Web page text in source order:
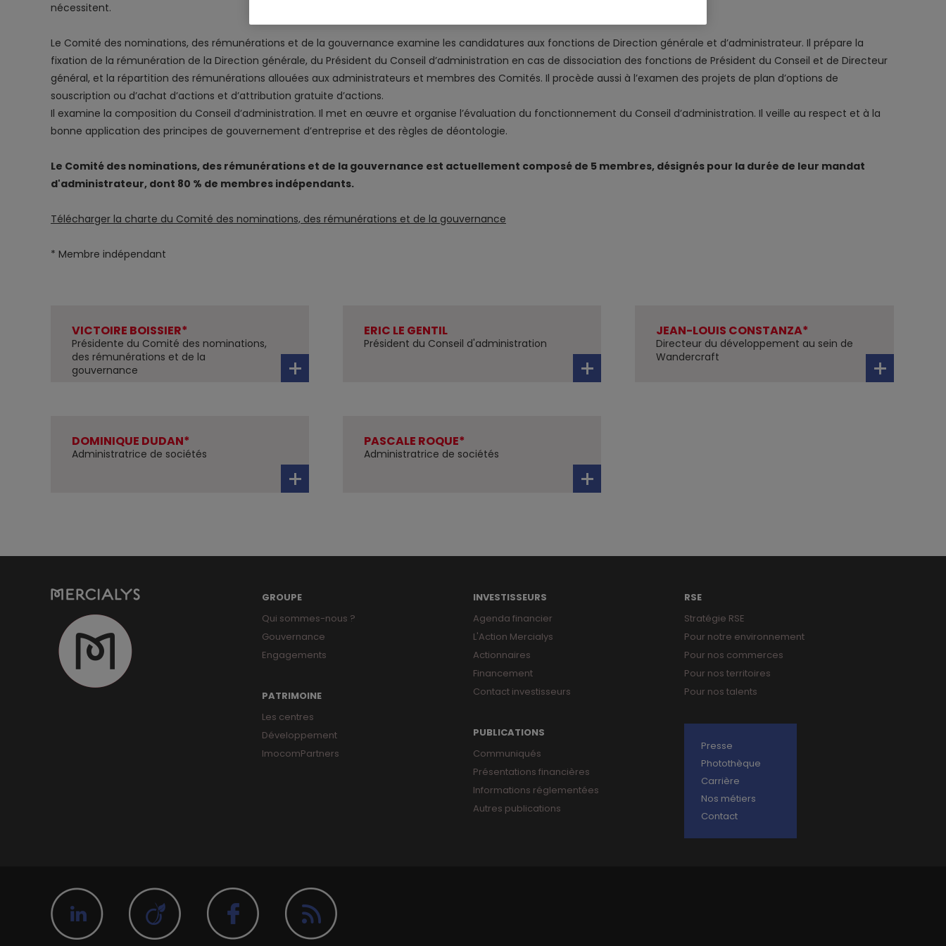
nécessitent.
Le Comité des nominations, des rémunérations et de la gouvernance examine les candidatures aux fonctions de Direction générale et d’administrateur. Il prépare la
fixation de la rémunération de la Direction générale, du Président du Conseil d’administration en cas de dissociation des fonctions de Président du Conseil et de Directeur
général, et la répartition des rémunérations allouées aux administrateurs et membres des Comités. Il procède aussi à l’examen des projets de plan d’options de
souscription ou d’achat d’actions et d’attribution gratuite d’actions.
Il examine la composition du Conseil d’administration. Il met en œuvre et organise l’évaluation du fonctionnement du Conseil d’administration. Il veille au respect et à la
bonne application des principes de gouvernement d’entreprise et des règles de déontologie.
Le Comité des nominations, des rémunérations et de la gouvernance est actuellement composé de 5 membres, désignés pour la durée de leur mandat
d'administrateur, dont 80 % de membres indépendants.
Télécharger la charte du Comité des nominations, des rémunérations et de la gouvernance
* Membre indépendant
VICTOIRE BOISSIER*
Présidente du Comité des nominations,
des rémunérations et de la
gouvernance
ERIC LE GENTIL
Président du Conseil d'administration
JEAN-LOUIS CONSTANZA*
Directeur du développement au sein de
Wandercraft
DOMINIQUE DUDAN*
Administratrice de sociétés
PASCALE ROQUE*
Administratrice de sociétés
GROUPE
Qui sommes-nous ?
Gouvernance
Engagements
PATRIMOINE
Les centres
Développement
ImocomPartners
INVESTISSEURS
Agenda financier
L'Action Mercialys
Actionnaires
Financement
Contact investisseurs
PUBLICATIONS
Communiqués
Présentations financières
Informations réglementées
Autres publications
RSE
Stratégie RSE
Pour notre environnement
Pour nos commerces
Pour nos territoires
Pour nos talents
Presse
Photothèque
Carrière
Nos métiers
Contact